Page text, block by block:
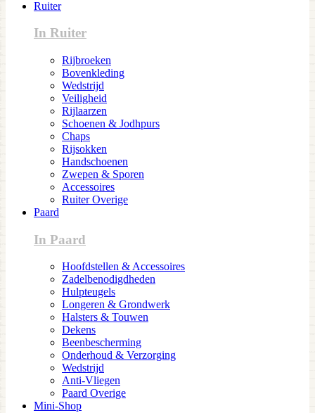
Ruiter
In Ruiter
Rijbroeken
Bovenkleding
Wedstrijd
Veiligheid
Rijlaarzen
Schoenen & Jodhpurs
Chaps
Rijsokken
Handschoenen
Zwepen & Sporen
Accessoires
Ruiter Overige
Paard
In Paard
Hoofdstellen & Accessoires
Zadelbenodigdheden
Hulpteugels
Longeren & Grondwerk
Halsters & Touwen
Dekens
Beenbescherming
Onderhoud & Verzorging
Wedstrijd
Anti-Vliegen
Paard Overige
Mini-Shop